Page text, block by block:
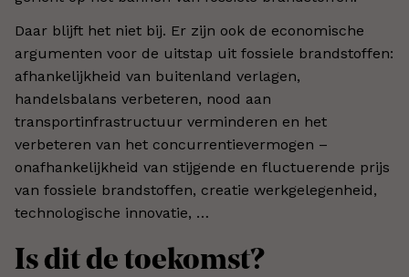
Daar blijft het niet bij. Er zijn ook de economische
argumenten voor de uitstap uit fossiele brandstoffen:
afhankelijkheid van buitenland verlagen,
handelsbalans verbeteren, nood aan
transportinfrastructuur verminderen en het
verbeteren van het concurrentievermogen –
onafhankelijkheid van stijgende en fluctuerende prijs
van fossiele brandstoffen, creatie werkgelegenheid,
technologische innovatie, …
Is dit de toekomst?